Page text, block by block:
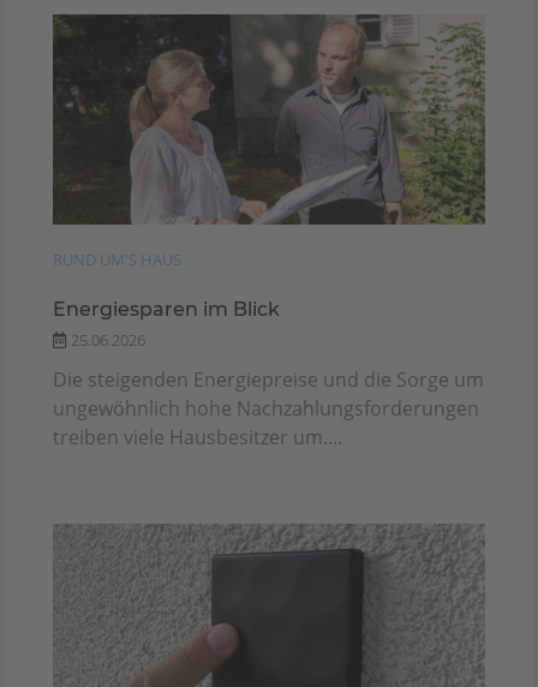
RUND UM'S HAUS
Energiesparen im Blick
25.06.2026
Die steigenden Energiepreise und die Sorge um
ungewöhnlich hohe Nachzahlungsforderungen
treiben viele Hausbesitzer um....